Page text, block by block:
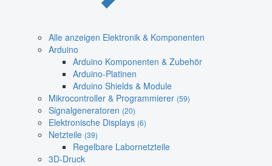
Alle anzeigen Elektronik & Komponenten
Arduino
Arduino Komponenten & Zubehör
Arduino-Platinen
Arduino Shields & Module
Mikrocontroller & Programmierer (59)
Signalgeneratoren (20)
Elektronische Displays (6)
Netzteile (39)
Regelbare Labornetzteile
3D-Druck